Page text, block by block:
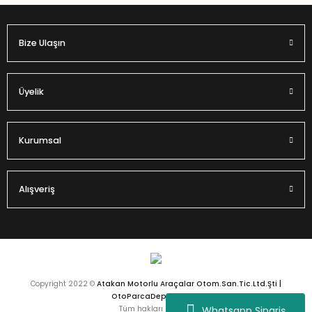
Gönder
Bize Ulaşın
Üyelik
Kurumsal
Alışveriş
Copyright 2022 © Atakan Motorlu Araçalar Otom.San.Tic.Ltd.Şti |
OtoParcaDeposu.com
Tüm hakları saklıdır.